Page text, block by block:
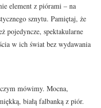
element z piórami – na
sznytu. Pamiętaj, że
pojedyncze, spektakularne
w ich świat bez wydawania
mówimy. Mocna,
białą falbanką z piór.